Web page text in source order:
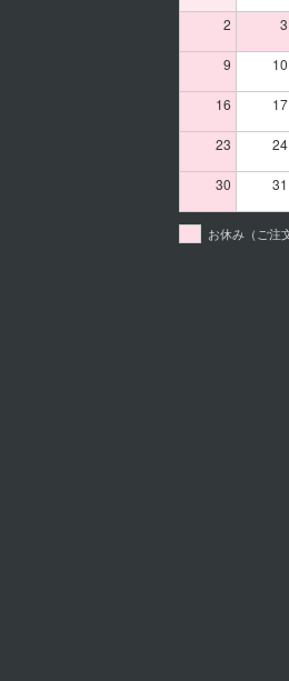
2 3
9 10
16 17
23 24
30 31
お休み（ご注